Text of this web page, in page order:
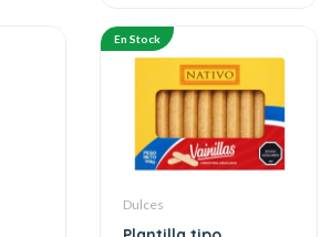
En Stock
Dulces